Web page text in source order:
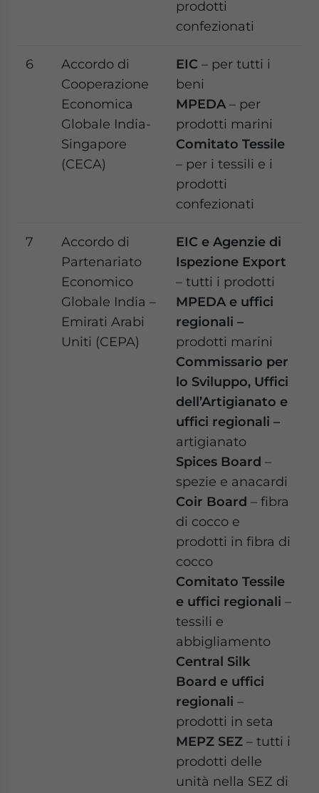
prodotti
confezionati
6
Accordo di
Cooperazione
Economica
Globale India-
Singapore
(CECA)
EIC – per tutti i
beni
MPEDA – per
prodotti marini
Comitato Tessile
– per i tessili e i
prodotti
confezionati
7
Accordo di
Partenariato
Economico
Globale India –
Emirati Arabi
Uniti (CEPA)
EIC e Agenzie di
Ispezione Export
– tutti i prodotti
MPEDA e uffici
regionali –
prodotti marini
Commissario per
lo Sviluppo, Uffici
dell’Artigianato e
uffici regionali –
artigianato
Spices Board –
spezie e anacardi
Coir Board – fibra
di cocco e
prodotti in fibra di
cocco
Comitato Tessile
e uffici regionali –
tessili e
abbigliamento
Central Silk
Board e uffici
regionali –
prodotti in seta
MEPZ SEZ – tutti i
prodotti delle
unità nella SEZ di